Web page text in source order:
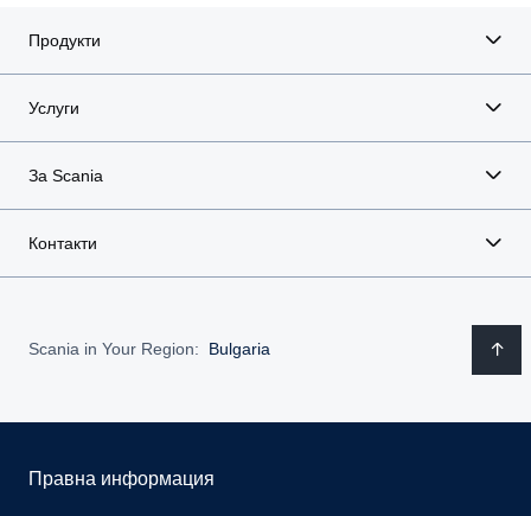
Продукти
Услуги
За Scania
Контакти
Scania in Your Region: Bulgaria
Правна информация